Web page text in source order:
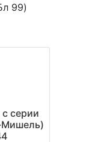
99)
серии